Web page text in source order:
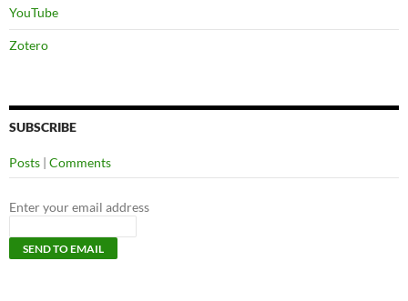
YouTube
Zotero
SUBSCRIBE
Posts | Comments
Enter your email address